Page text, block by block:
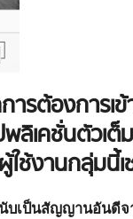
ารต้องการเ
เคชั่นตัวเต็
ช้งานกลุ่มนี้
เป็นสัญญานอันดีจ